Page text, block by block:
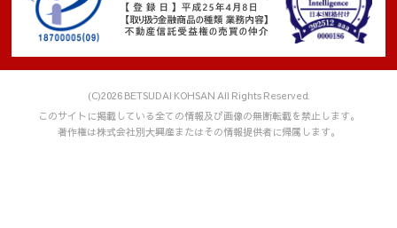
(C)2026 BETSUDAI KOHSAN All Rights Reserved.
このサイトに掲載している全ての情報及び画像の無断転載を禁止します。
著作権は株式会社別大興産またはその情報提供者に帰属します。